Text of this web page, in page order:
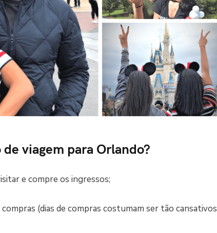
viagem para Orlando?
e compre os ingressos;
(dias de compras costumam ser tão cansativos